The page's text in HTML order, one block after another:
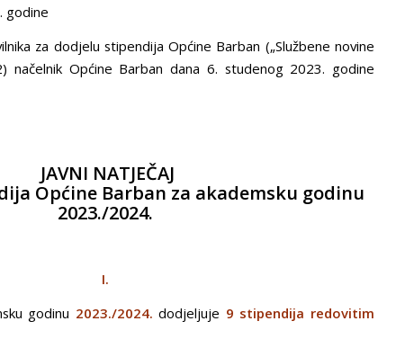
godine
za dodjelu stipendija Općine Barban („Službene novine
načelnik Općine Barban dana 6. studenog 2023. godine
JAVNI NATJEČAJ
Općine Barban za akademsku godinu
2023./2024.
I.
godinu 2023./2024. dodjeljuje 9 stipendija redovitim